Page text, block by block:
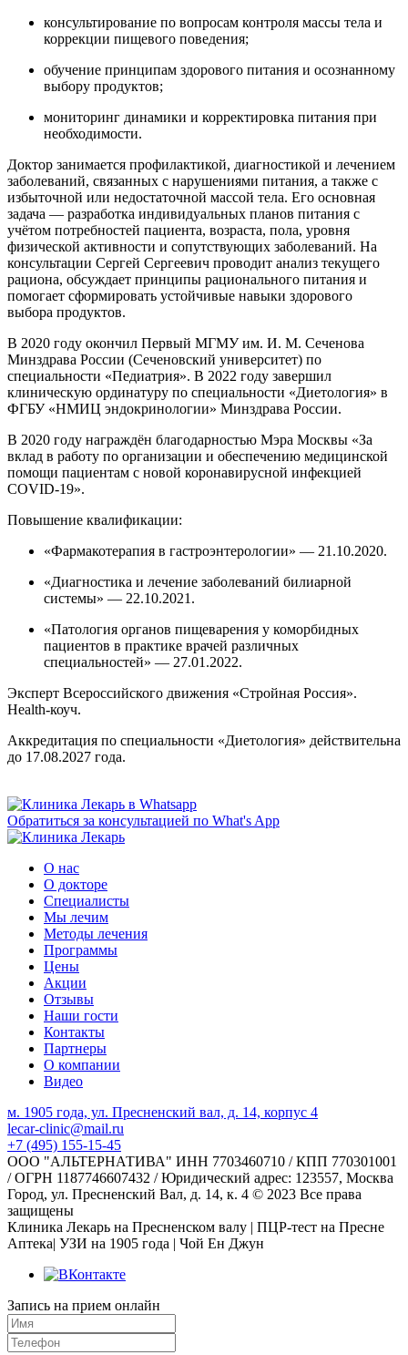
консультирование по вопросам контроля массы тела и
коррекции пищевого поведения;
обучение принципам здорового питания и осознанному
выбору продуктов;
мониторинг динамики и корректировка питания при
необходимости.
Доктор занимается профилактикой, диагностикой и лечением
заболеваний, связанных с нарушениями питания, а также с
избыточной или недостаточной массой тела. Его основная
задача — разработка индивидуальных планов питания с
учётом потребностей пациента, возраста, пола, уровня
физической активности и сопутствующих заболеваний. На
консультации Сергей Сергеевич проводит анализ текущего
рациона, обсуждает принципы рационального питания и
помогает сформировать устойчивые навыки здорового
выбора продуктов.
В 2020 году окончил Первый МГМУ им. И. М. Сеченова
Минздрава России (Сеченовский университет) по
специальности «Педиатрия». В 2022 году завершил
клиническую ординатуру по специальности «Диетология» в
ФГБУ «НМИЦ эндокринологии» Минздрава России.
В 2020 году награждён благодарностью Мэра Москвы «За
вклад в работу по организации и обеспечению медицинской
помощи пациентам с новой коронавирусной инфекцией
COVID-19».
Повышение квалификации:
«Фармакотерапия в гастроэнтерологии» — 21.10.2020.
«Диагностика и лечение заболеваний билиарной
системы» — 22.10.2021.
«Патология органов пищеварения у коморбидных
пациентов в практике врачей различных
специальностей» — 27.01.2022.
Эксперт Всероссийского движения «Стройная Россия».
Health-коуч.
Аккредитация по специальности «Диетология» действительна
до 17.08.2027 года.
Обратиться за консультацией по What's App
О нас
О докторе
Специалисты
Мы лечим
Методы лечения
Программы
Цены
Акции
Отзывы
Наши гости
Контакты
Партнеры
О компании
Видео
м. 1905 года, ул. Пресненский вал, д. 14, корпус 4
lecar-clinic@mail.ru
+7 (495) 155-15-45
ООО "АЛЬТЕРНАТИВА" ИНН 7703460710 / КПП 770301001
/ ОГРН 1187746607432 / Юридический адрес: 123557, Москва
Город, ул. Пресненский Вал, д. 14, к. 4 © 2023 Все права
защищены
Клиника Лекарь на Пресненском валу | ПЦР-тест на Пресне
Аптека| УЗИ на 1905 года | Чой Ен Джун
Запись на прием онлайн